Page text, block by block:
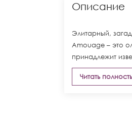
Описание
Элитарный,
Amouage – это
принадлежит
Читать